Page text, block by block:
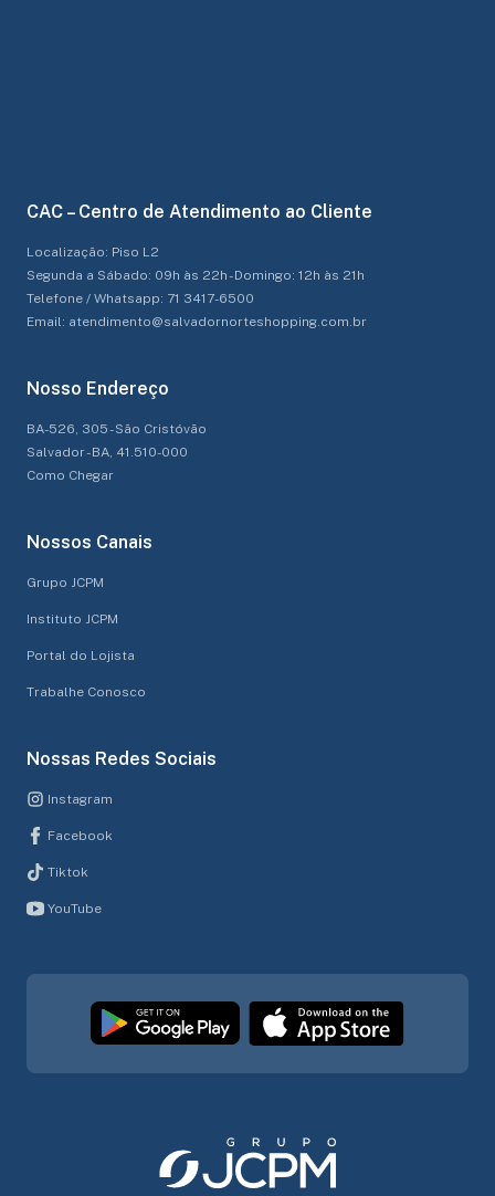
CAC – Centro de Atendimento ao Cliente
Localização: Piso L2
Segunda a Sábado: 09h às 22h - Domingo: 12h às 21h
Telefone / Whatsapp: 71 3417-6500
Email: atendimento@salvadornorteshopping.com.br
Nosso Endereço
BA-526, 305 - São Cristóvão
Salvador - BA, 41.510-000
Como Chegar
Nossos Canais
Grupo JCPM
Instituto JCPM
Portal do Lojista
Trabalhe Conosco
Nossas Redes Sociais
Instagram
Facebook
Tiktok
YouTube